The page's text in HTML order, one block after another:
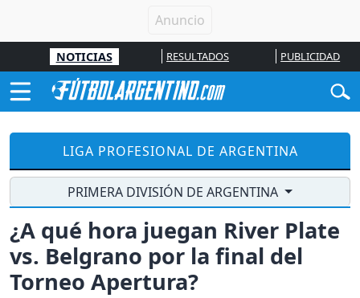
NOTICIAS RESULTADOS PUBLICIDAD
LIGA PROFESIONAL DE ARGENTINA
PRIMERA DIVISIÓN DE ARGENTINA
¿A qué hora juegan River Plate
vs. Belgrano por la final del
Torneo Apertura?